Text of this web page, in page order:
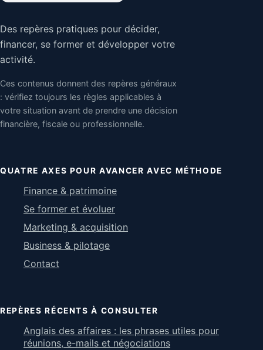
Des repères pratiques pour décider,
financer, se former et développer votre
activité.
Ces contenus donnent des repères généraux
: vérifiez toujours les règles applicables à
votre situation avant de prendre une décision
financière, fiscale ou professionnelle.
QUATRE AXES POUR AVANCER AVEC MÉTHODE
Finance & patrimoine
Se former et évoluer
Marketing & acquisition
Business & pilotage
Contact
REPÈRES RÉCENTS À CONSULTER
Anglais des affaires : les phrases utiles pour
réunions, e-mails et négociations